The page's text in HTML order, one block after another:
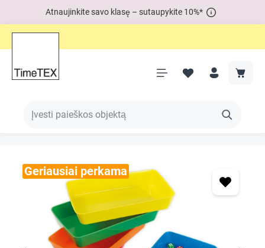
Atnaujinkite savo klasę – sutaupykite 10%*
Geriausiai perkama